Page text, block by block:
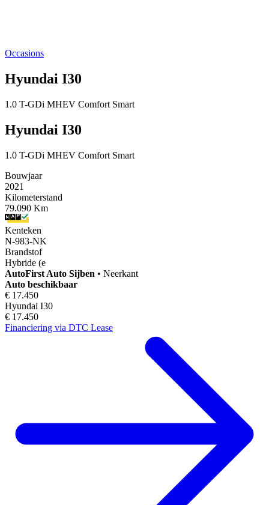
Occasions
Hyundai I30
1.0 T-GDi MHEV Comfort Smart
Hyundai I30
1.0 T-GDi MHEV Comfort Smart
Bouwjaar
2021
Kilometerstand
79.090 Km
Kenteken
N-983-NK
Brandstof
Hybride (e
AutoFirst Auto Sijben • Neerkant
Auto beschikbaar
€ 17.450
Hyundai I30
€ 17.450
Financiering via DTC Lease